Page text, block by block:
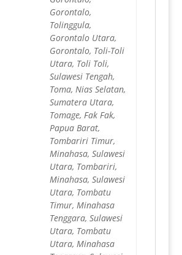
Gorontalo,
Tolinggula,
Gorontalo Utara,
Gorontalo, Toli-Toli
Utara, Toli Toli,
Sulawesi Tengah,
Toma, Nias Selatan,
Sumatera Utara,
Tomage, Fak Fak,
Papua Barat,
Tombariri Timur,
Minahasa, Sulawesi
Utara, Tombariri,
Minahasa, Sulawesi
Utara, Tombatu
Timur, Minahasa
Tenggara, Sulawesi
Utara, Tombatu
Utara, Minahasa